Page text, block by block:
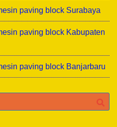
paving block Surabaya
paving block Kabupaten
paving block Banjarbaru